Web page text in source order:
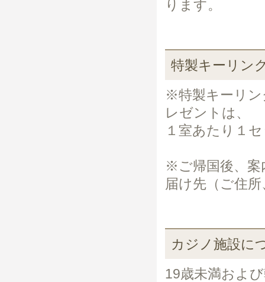
ります。
特製キーリン
※特製キーリン
レゼントは、
１室あたり１
※ご帰国後、案
届け先（ご住
カジノ施設に
19歳未満およ